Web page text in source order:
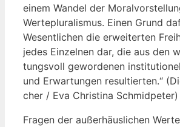
einem Wan­del der
Wer­te­plu­ra­lis­mus. Einen Grund
Wesent­li­chen die erwei­ter­ten
jedes Ein­zel­nen dar, die aus den
tungs­voll gewor­de­nen
und Erwar­tun­gen resul­tier­ten.“
cher / Eva Chris­ti­na Schmidpeter)
Fra­gen der außer­häus­li­chen